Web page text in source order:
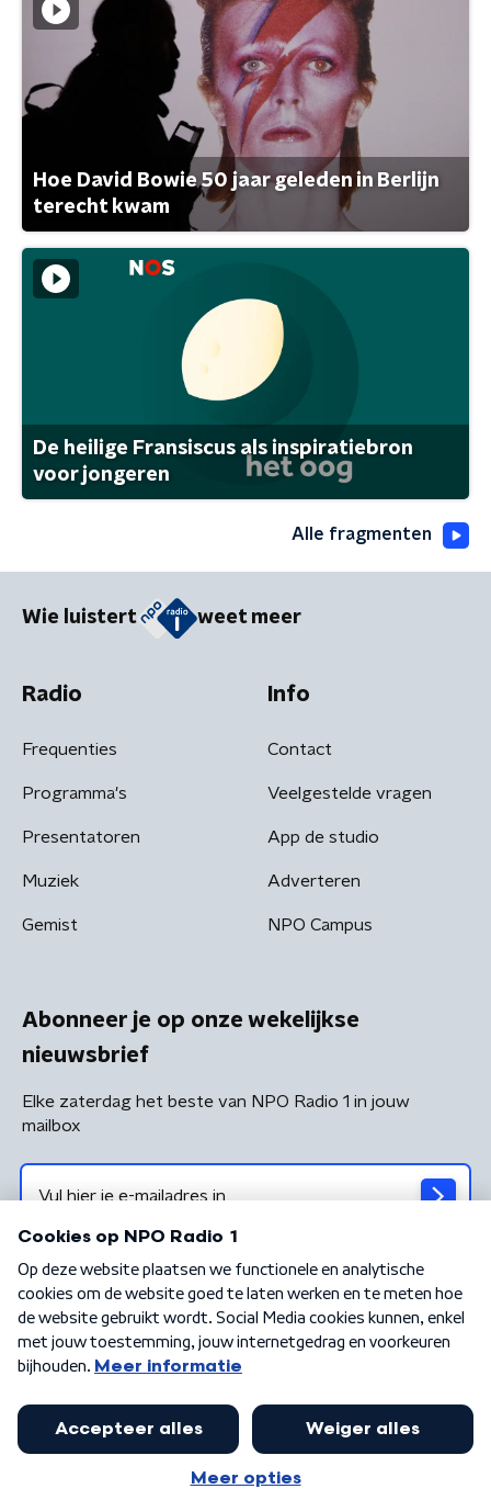
Hoe David Bowie 50 jaar geleden in Berlijn
terecht kwam
De heilige Fransiscus als inspiratiebron
voor jongeren
Alle fragmenten
Wie luistert weet meer
Radio
Frequenties
Programma's
Presentatoren
Muziek
Gemist
Info
Contact
Veelgestelde vragen
App de studio
Adverteren
NPO Campus
Abonneer je op onze wekelijkse
nieuwsbrief
Elke zaterdag het beste van NPO Radio 1 in jouw
mailbox
Algemene voorwaarden